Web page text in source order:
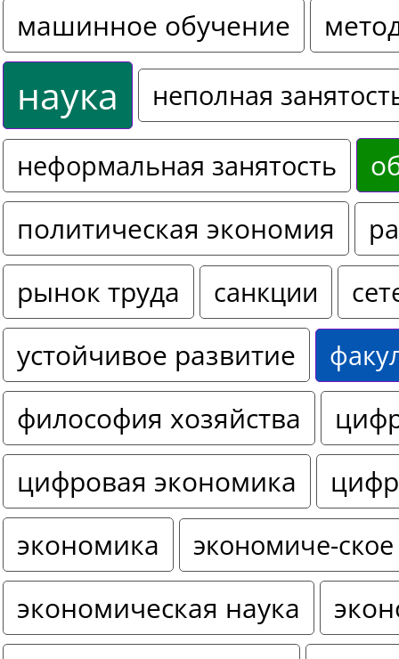
машинное обучение
наука
неполная
неформальная занятость
политическая экономия
рынок труда санкции
устойчивое развитие
философия хозяйства
цифровая экономика
экономика
экономиче-
экономическая наука